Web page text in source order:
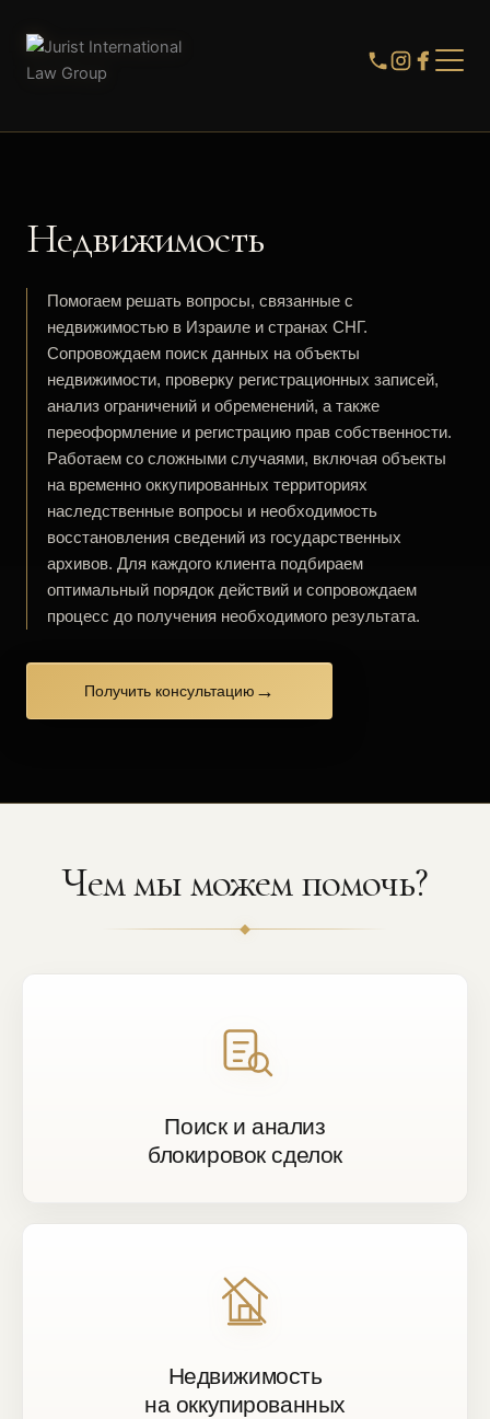
Недвижимость
Помогаем решать вопросы, связанные с
недвижимостью в Израиле и странах СНГ.
Сопровождаем поиск данных на объекты
недвижимости, проверку регистрационных записей,
анализ ограничений и обременений, а также
переоформление и регистрацию прав собственности.
Работаем со сложными случаями, включая объекты
на временно оккупированных территориях
наследственные вопросы и необходимость
восстановления сведений из государственных
архивов. Для каждого клиента подбираем
оптимальный порядок действий и сопровождаем
процесс до получения необходимого результата.
Получить консультацию →
Чем мы можем помочь?
Поиск и анализ
блокировок сделок
Недвижимость
на оккупированных